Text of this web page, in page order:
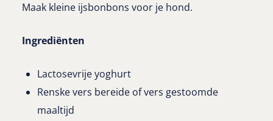
Maak kleine ijsbonbons voor je hond.
Ingrediënten
Lactosevrije yoghurt
Renske vers bereide of vers gestoomde
maaltijd